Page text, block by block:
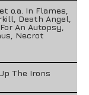
o.a. In Flames,
Death Angel,
An Autopsy,
Necrot
The Irons